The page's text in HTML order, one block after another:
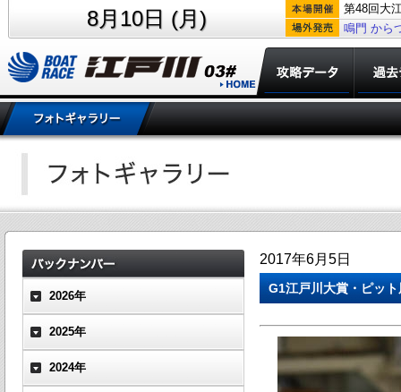
8月10日 (月)
第48回大
鳴門 から
2026年
2025年
2024年
2017年6月5日
G1江戸川大賞・ピッ